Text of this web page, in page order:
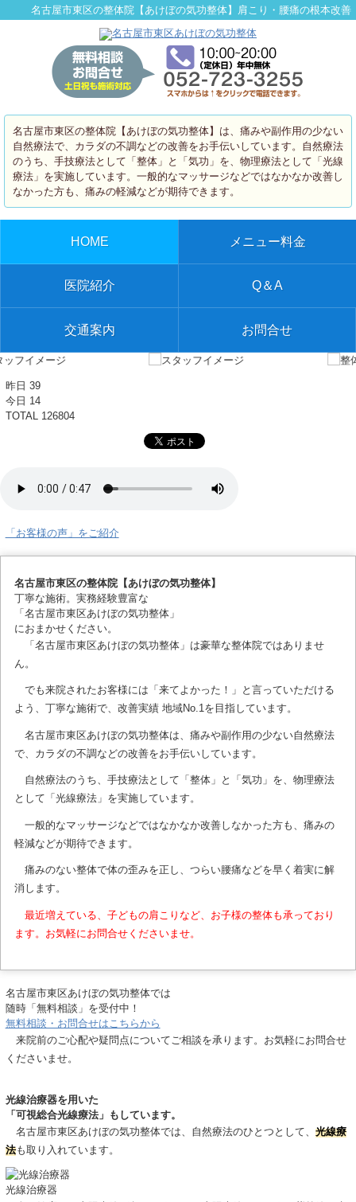
名古屋市東区の整体院【あけぼの気功整体】肩こり・腰痛の根本改善
名古屋市東区の整体院【あけぼの気功整体】は、痛みや副作用の少ない
自然療法で、カラダの不調などの改善をお手伝いしています。自然療法
のうち、手技療法として「整体」と「気功」を、物理療法として「光線
療法」を実施しています。一般的なマッサージなどではなかなか改善し
なかった方も、痛みの軽減などが期待できます。
HOME メニュー料金
医院紹介 Q＆A
交通案内 お問合せ
昨日 39
今日 14
TOTAL126804
「お客様の声」をご紹介
名古屋市東区の整体院【あけぼの気功整体】
丁寧な施術。実務経験豊富な
「名古屋市東区あけぼの気功整体」
におまかせください。
「名古屋市東区あけぼの気功整体」は豪華な整体院ではありませ
ん。
でも来院されたお客様には「来てよかった！」と言っていただける
よう、丁寧な施術で、改善実績 地域No.1を目指しています。
名古屋市東区あけぼの気功整体は、痛みや副作用の少ない自然療法
で、カラダの不調などの改善をお手伝いしています。
自然療法のうち、手技療法として「整体」と「気功」を、物理療法
として「光線療法」を実施しています。
一般的なマッサージなどではなかなか改善しなかった方も、痛みの
軽減などが期待できます。
痛みのない整体で体の歪みを正し、つらい腰痛などを早く着実に解
消します。
最近増えている、子どもの肩こりなど、お子様の整体も承っており
ます。お気軽にお問合せくださいませ。
名古屋市東区あけぼの気功整体では
随時「無料相談」を受付中！
無料相談・お問合せはこちらから
来院前のご心配や疑問点についてご相談を承ります。お気軽にお問合せ
くださいませ。
光線治療器を用いた
「可視総合光線療法」もしています。
名古屋市東区あけぼの気功整体では、自然療法のひとつとして、 光線療
法も取り入れています。
光線治療器